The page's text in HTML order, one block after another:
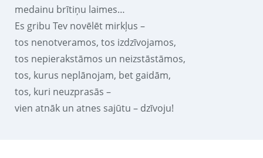
medainu brītiņu laimes…
Es gribu Tev novēlēt mirkļus –
tos nenotveramos, tos izdzīvojamos,
tos nepierakstāmos un neizstāstāmos,
tos, kurus neplānojam, bet gaidām,
tos, kuri neuzprasās –
vien atnāk un atnes sajūtu – dzīvoju!